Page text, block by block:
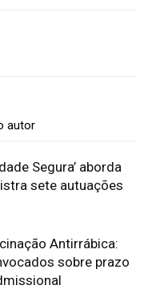
autor
Segura’ aborda
sete autuações
Antirrábica:
sobre prazo